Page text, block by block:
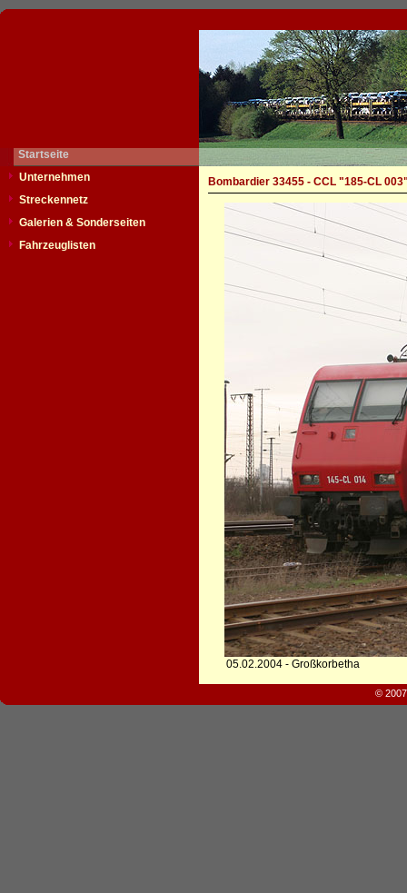
Startseite
Unternehmen
Streckennetz
Galerien & Sonderseiten
Fahrzeuglisten
Bombardier 33455 - CCL "185-CL
05.02.2004 - Großkorbetha
©